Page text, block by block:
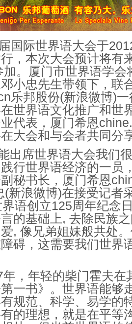
2
Forumo
10
期间举
2
Forumo
10
学术研
际世界语大会于
，本次大会预计将有
加。厦门市世界语学
小忠先生带领下，联
乐邦股份(新浪微博)
世界语文化推广和世
代表，厦门希恩
大会和与会者共同分
出席世界语大会我们
行世界语经济的一员
秘书长，厦门希恩
(新浪微博)在接受记者
语创立125周年纪念
的基础上, 去除民族
, 像兄弟姐妹般共处
碍，这需要我们世界
年轻的柴门霍夫在
第一书》。世界语能
规范、科学、易学的
的理想，就是在平等